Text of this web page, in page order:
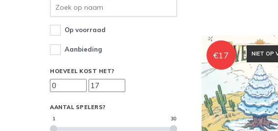
Op voorraad
Aanbieding
HOEVEEL KOST HET?
AANTAL SPELERS?
1 30
NIET OP
€17